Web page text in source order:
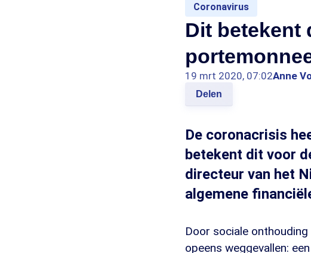
Coronavirus
Dit betekent
19 mrt 2020, 07:02Anne
Delen
De coronacrisis
betekent dit voor
directeur van het
algemene
Door sociale
opeens weggevallen: